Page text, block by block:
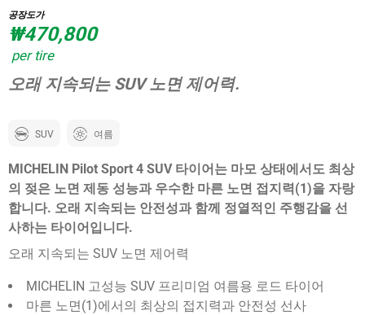
of
6
공장도가
₩470,800
per tire
오래 지속되는 SUV 노면 제어력.
SUV 여름
MICHELIN Pilot Sport 4 SUV 타이어는 마모 상태에서도 최상
의 젖은 노면 제동 성능과 우수한 마른 노면 접지력(1)을 자랑
합니다. 오래 지속되는 안전성과 함께 정열적인 주행감을 선
사하는 타이어입니다.
오래 지속되는 SUV 노면 제어력
MICHELIN 고성능 SUV 프리미엄 여름용 로드 타이어
마른 노면(1)에서의 최상의 접지력과 안전성 선사